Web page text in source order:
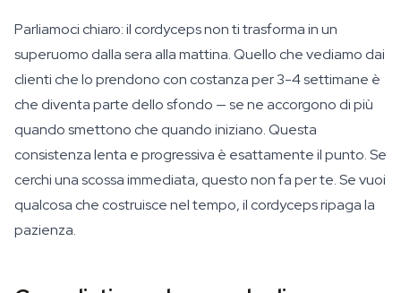
Parliamoci chiaro: il cordyceps non ti trasforma in un
superuomo dalla sera alla mattina. Quello che vediamo dai
clienti che lo prendono con costanza per 3-4 settimane è
che diventa parte dello sfondo — se ne accorgono di più
quando smettono che quando iniziano. Questa
consistenza lenta e progressiva è esattamente il punto. Se
cerchi una scossa immediata, questo non fa per te. Se vuoi
qualcosa che costruisce nel tempo, il cordyceps ripaga la
pazienza.